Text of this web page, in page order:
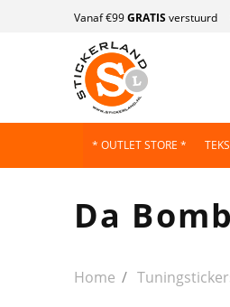
Vanaf €99GRATIS verstuurd
* OUTLET STORE *
Da
Home